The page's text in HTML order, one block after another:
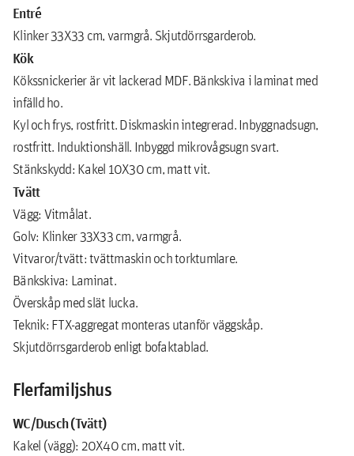
Entré
Klinker 33X33 cm, varmgrå. Skjutdörrsgarderob.
Kök
Kökssnickerier är vit lackerad MDF. Bänkskiva i laminat med
infälld ho.
Kyl och frys, rostfritt. Diskmaskin integrerad. Inbyggnadsugn,
rostfritt. Induktionshäll. Inbyggd mikrovågsugn svart.
Stänkskydd: Kakel 10X30 cm, matt vit.
Tvätt
Vägg: Vitmålat.
Golv: Klinker 33X33 cm, varmgrå.
Vitvaror/tvätt: tvättmaskin och torktumlare.
Bänkskiva: Laminat.
Överskåp med slät lucka.
Teknik: FTX-aggregat monteras utanför väggskåp.
Skjutdörrsgarderob enligt bofaktablad.
Flerfamiljshus
WC/Dusch (Tvätt)
Kakel (vägg): 20X40 cm, matt vit.